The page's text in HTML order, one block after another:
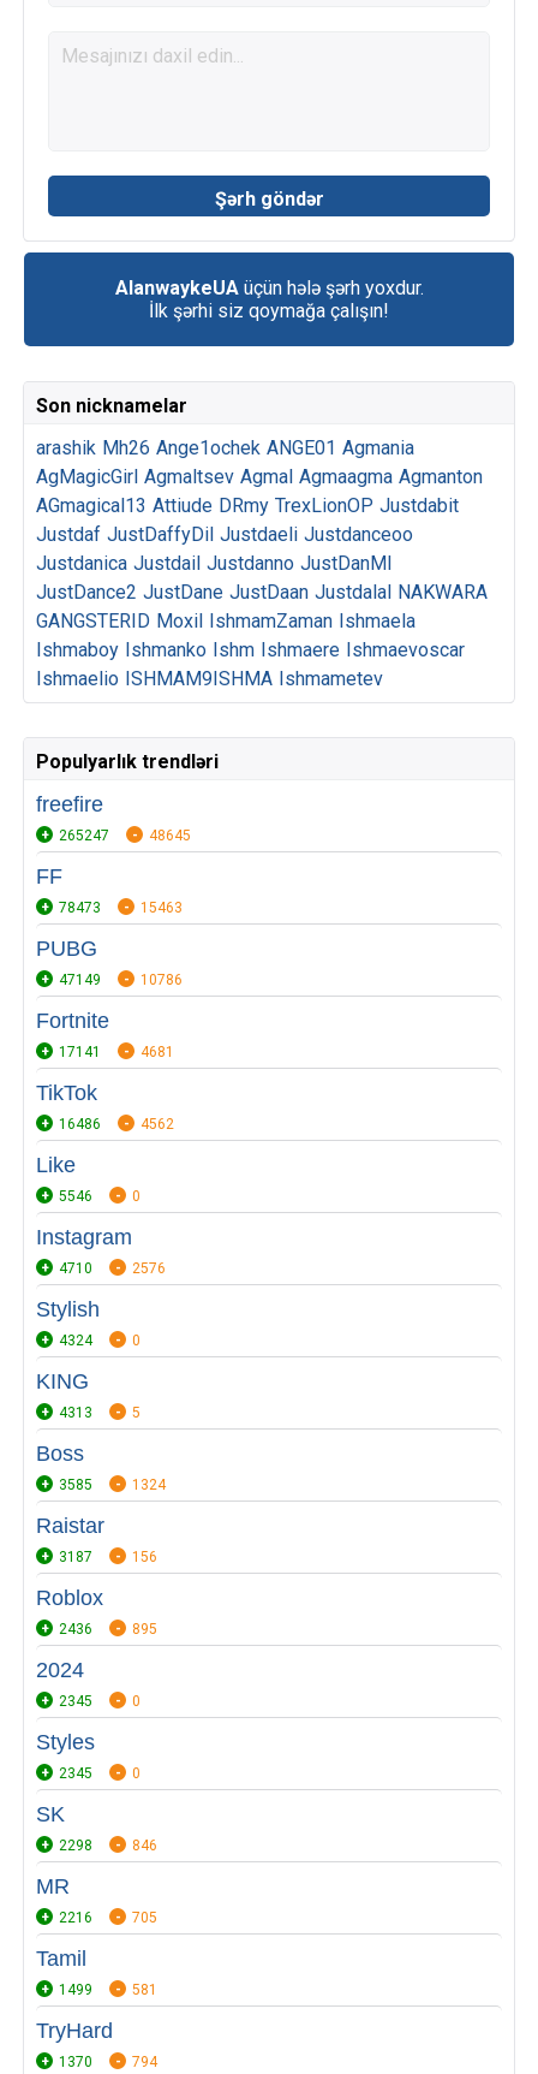
AlanwaykeUAüçün hələ şərh yoxdur.
İlk şərhi siz qoymağa çalışın!
Son nicknamelar
arashik Mh26 Ange1ochek ANGE01 Agmania
AgMagicGirl Agmaltsev Agmal Agmaagma Agmanton
AGmagical13 Attiude DRmy TrexLionOP Justdabit
Justdaf JustDaffyDil Justdaeli Justdanceoo
Justdanica Justdail Justdanno JustDanMI
JustDance2 JustDane JustDaan Justdalal NAKWARA
GANGSTERID Moxil IshmamZaman Ishmaela
Ishmaboy Ishmanko Ishm Ishmaere Ishmaevoscar
Ishmaelio ISHMAM9ISHMA Ishmametev
Populyarlık trendləri
freefire
265247 48645
FF
78473 15463
PUBG
47149 10786
Fortnite
17141 4681
TikTok
16486 4562
Like
5546 0
Instagram
4710 2576
Stylish
4324 0
KING
4313 5
Boss
3585 1324
Raistar
3187 156
Roblox
2436 895
2024
2345 0
Styles
2345 0
SK
2298 846
MR
2216 705
Tamil
1499 581
TryHard
1370 794